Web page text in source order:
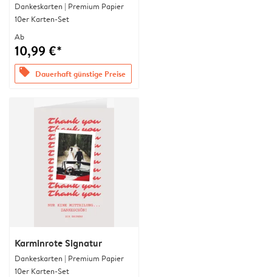
Dankeskarten | Premium Papier
10er Karten-Set
Ab
10,99 €*
offers Dauerhaft günstige Preise
Karminrote Signatur
Dankeskarten | Premium Papier
10er Karten-Set